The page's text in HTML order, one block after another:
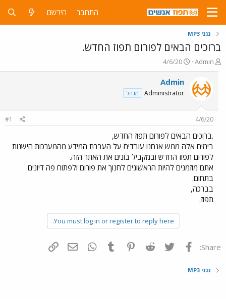
התחבר הירשם
נגני MP3
ברוכים הבאים לפורום תפוז החדש.
פ
ו
ח
ו
ש
א
Admin
פ
ו
ר
ם
ר
י
ך
4/6/20
Admin
Administrator מנהל
4/6/20
#1
.ברוכים הבאים לפורום תפוז החדש,
בימים אלה ממש אנחנו עובדים על העברת המידע מהמערכות הישנות
לפורום תפוז החדש ובמקביל בונים את האתר הזה.
אתם מוזמנים להיות הראשונים לחנוך את פורום ולפתוח פה דיונים
בתחום.
בברכה,
תפוז.
You must log in or register to reply here.
Share: פייסבוק Twitter
Reddit
Pinterest
Tumblr
WhatsAppדואר אלקטרוני
נגני MP3